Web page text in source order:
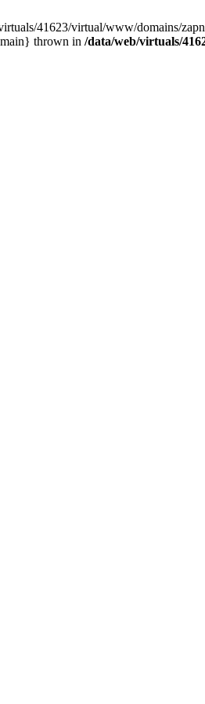
41623/virtual/www/domains/
thrown in /data/web/virtuals/